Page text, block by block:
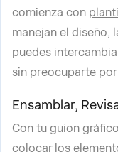
comienza con
manejan el diseño,
puedes
sin preocuparte
Ensamblar,
Con tu guion
colocar los